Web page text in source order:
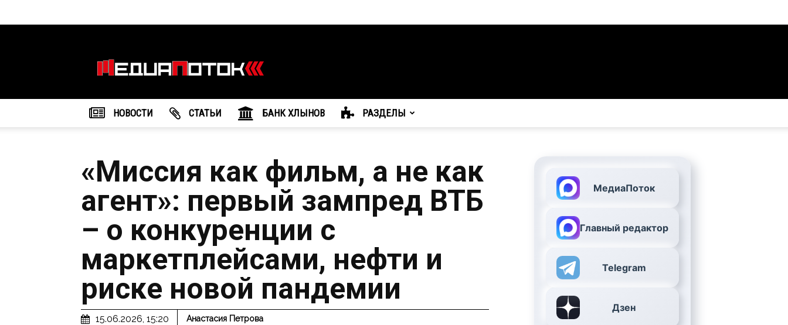
агентство
"МедиаПоток"
НОВОСТИ CТАТЬИ БАНК ХЛЫНОВ РАЗДЕЛЫ
«Миссия как фильм, а не как
агент»: первый зампред ВТБ
– о конкуренции с
маркетплейсами, нефти и
риске новой пандемии
15.06.2026, 15:20 Анастасия Петрова
МедиаПоток
Главный редактор
Telegram
Дзен